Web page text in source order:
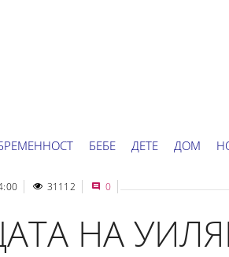
БЕБЕ ДЕТЕ ДОМ
31112 0
НА